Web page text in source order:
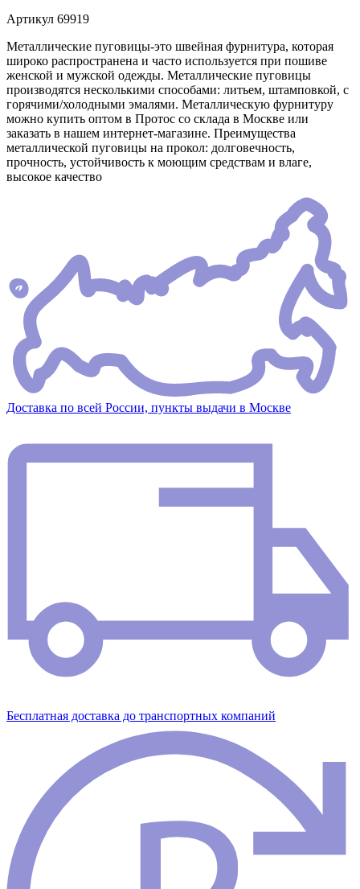
Артикул 69919
Металлические пуговицы-это швейная фурнитура, которая
широко распространена и часто используется при пошиве
женской и мужской одежды. Металлические пуговицы
производятся несколькими способами: литьем, штамповкой, с
горячими/холодными эмалями. Металлическую фурнитуру
можно купить оптом в Протос со склада в Москве или
заказать в нашем интернет-магазине. Преимущества
металлической пуговицы на прокол: долговечность,
прочность, устойчивость к моющим средствам и влаге,
высокое качество
Доставка по всей России, пункты выдачи в Москве
Бесплатная доставка до транспортных компаний